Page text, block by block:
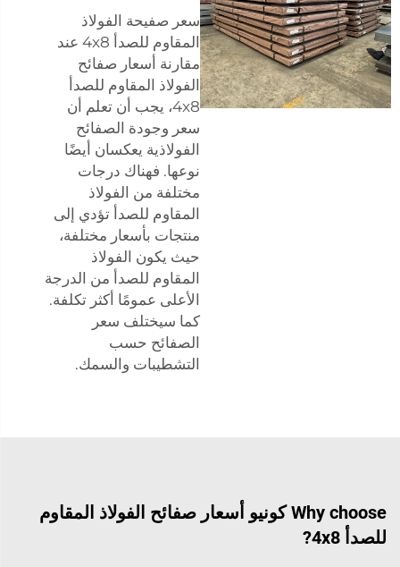
سعر صفيحة الفولاذ
المقاوم للصدأ 4x8 عند
مقارنة أسعار صفائح
الفولاذ المقاوم للصدأ
4x8، يجب أن تعلم أن
سعر وجودة الصفائح
الفولاذية يعكسان أيضًا
نوعها. فهناك درجات
مختلفة من الفولاذ
المقاوم للصدأ تؤدي إلى
منتجات بأسعار مختلفة،
حيث يكون الفولاذ
المقاوم للصدأ من الدرجة
الأعلى عمومًا أكثر تكلفة.
كما سيختلف سعر
الصفائح حسب
التشطيبات والسمك.
Why choose كونيو أسعار صفائح الفولاذ المقاوم
للصدأ 4x8?